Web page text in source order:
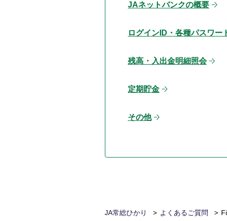
JAネットバンクの概要
ログインID・各種パスワー
残高・入出金明細照会
定期貯金
その他
JA常総ひかり よくあるご質問